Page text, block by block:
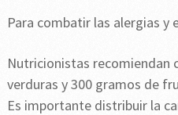
Para combatir las alergias y
Nutricionistas recomiendan
verduras y 300 gramos de
Es importante distribuir la